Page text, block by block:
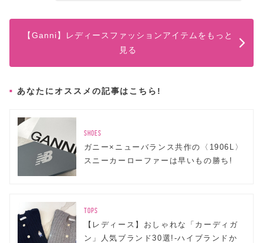
【Ganni】レディースファッションアイテムをもっと
見る
あなたにオススメの記事はこちら!
SHOES
ガニー×ニューバランス共作の〈1906L〉
スニーカーローファーは早いもの勝ち!
TOPS
【レディース】おしゃれな「カーディガ
ン」人気ブランド30選!-ハイブランドか